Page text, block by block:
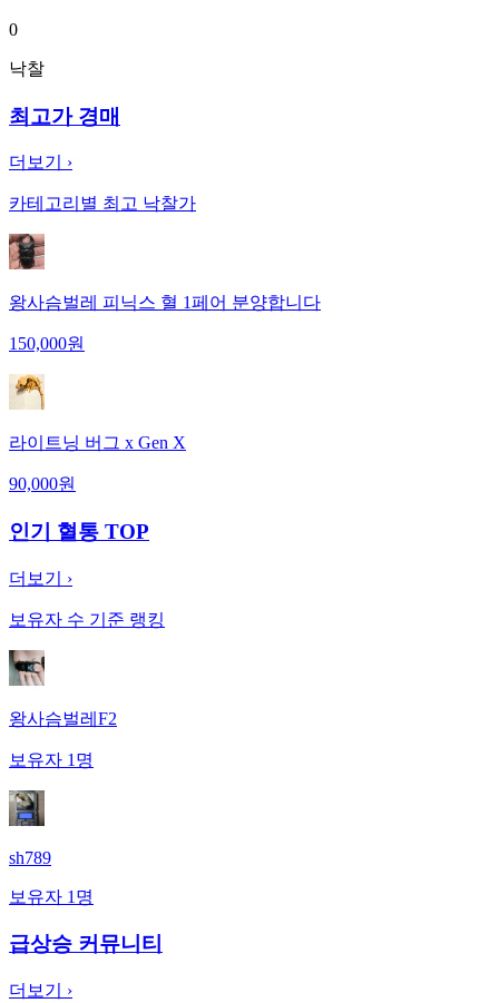
0
낙찰
최고가 경매
더보기 ›
카테고리별 최고 낙찰가
왕사슴벌레 피닉스 혈 1페어 분양합니다
150,000원
라이트닝 버그 x Gen X
90,000원
인기 혈통 TOP
더보기 ›
보유자 수 기준 랭킹
왕사슴벌레F2
보유자 1 명
sh789
보유자 1 명
급상승 커뮤니티
더보기 ›